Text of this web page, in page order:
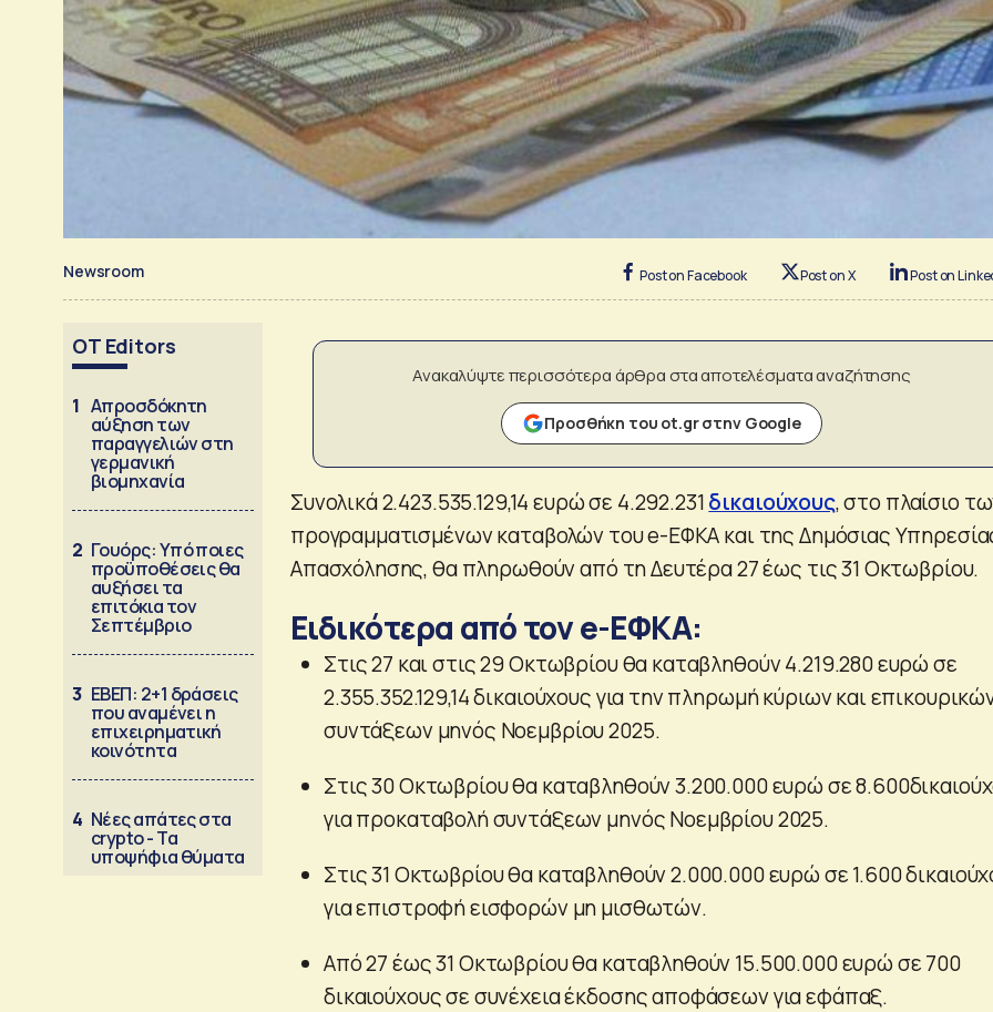
Newsroom Post on Facebook Post on X Post on
OT Editors
1 Απροσδόκητη
αύξηση των
παραγγελιών στη
γερμανική
βιομηχανία
2 Γουόρς: Υπό ποιες
προϋποθέσεις θα
αυξήσει τα
επιτόκια τον
Σεπτέμβριο
3 ΕΒΕΠ: 2+1 δράσεις
που αναμένει η
επιχειρηματική
κοινότητα
4 Νέες απάτες στα
crypto - Τα
υποψήφια θύματα
Ανακαλύψτε περισσότερα άρθρα στα αποτελέσματα αναζήτησης
Προσθήκη του ot.gr στην Google
Συνολικά 2.423.535.129,14 ευρώ σε 4.292.231δικαιούχους, στο πλαίσιο
προγραμματισμένων καταβολών του e-ΕΦΚΑ και της Δημόσιας
Απασχόλησης, θα πληρωθούν από τη Δευτέρα 27 έως τις 31 Οκτωβρίου.
Ειδικότερα από τον e-ΕΦΚΑ:
Στις 27 και στις 29 Οκτωβρίου θα καταβληθούν 4.219.280 ευρώ σε
2.355.352.129,14 δικαιούχους για την πληρωμή κύριων και
συντάξεων μηνός Νοεμβρίου 2025.
Στις 30 Οκτωβρίου θα καταβληθούν 3.200.000 ευρώ σε
για προκαταβολή συντάξεων μηνός Νοεμβρίου 2025.
Στις 31 Οκτωβρίου θα καταβληθούν 2.000.000 ευρώ σε 1.600
για επιστροφή εισφορών μη μισθωτών.
Από 27 έως 31 Οκτωβρίου θα καταβληθούν 15.500.000 ευρώ σε 700
δικαιούχους σε συνέχεια έκδοσης αποφάσεων για εφάπαξ.